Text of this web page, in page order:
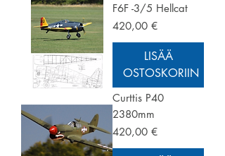
F6F -3/5 Hellcat
Hinta
420,00 €
LISÄÄ
OSTOSKORIIN
Curttis P40
2380mm
Hinta
420,00 €